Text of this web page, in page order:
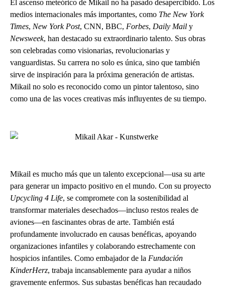
El ascenso meteórico de Mikail no ha pasado desapercibido. Los
medios internacionales más importantes, como The New York
Times, New York Post, CNN, BBC, Forbes, Daily Mail y
Newsweek, han destacado su extraordinario talento. Sus obras
son celebradas como visionarias, revolucionarias y
vanguardistas. Su carrera no solo es única, sino que también
sirve de inspiración para la próxima generación de artistas.
Mikail no solo es reconocido como un pintor talentoso, sino
como una de las voces creativas más influyentes de su tiempo.
Mikail es mucho más que un talento excepcional—usa su arte
para generar un impacto positivo en el mundo. Con su proyecto
Upcycling 4 Life, se compromete con la sostenibilidad al
transformar materiales desechados—incluso restos reales de
aviones—en fascinantes obras de arte. También está
profundamente involucrado en causas benéficas, apoyando
organizaciones infantiles y colaborando estrechamente con
hospicios infantiles. Como embajador de la Fundación
KinderHerz, trabaja incansablemente para ayudar a niños
gravemente enfermos. Sus subastas benéficas han recaudado